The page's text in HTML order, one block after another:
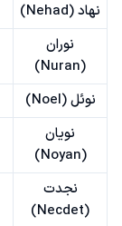
نهاد (Nehad)
نوران
(Nuran)
نوئل (Noel)
نویان
(Noyan)
نجدت
(Necdet)